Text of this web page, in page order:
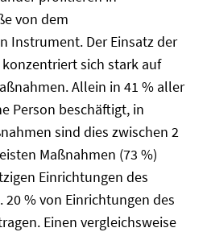
von dem
Instrument. Der Einsatz der
sich stark auf
Allein in 41 % aller
Person beschäftigt, in
sind dies zwischen 2
Maßnahmen (73 %)
Einrichtungen des
% von Einrichtungen des
Einen vergleichsweise